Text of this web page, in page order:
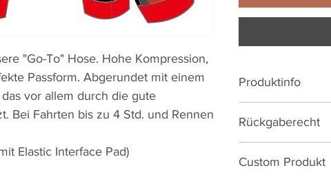
"Go-To" Hose. Hohe Kompression,
Passform. Abgerundet mit einem
vor allem durch die gute
Bei Fahrten bis zu 4 Std. und Rennen
Elastic Interface Pad)
Produktinfo
High Quality
Ergonomische
Silikongripper
Rückgaberecht
14Tagen. Ersatz/
Custom Produkt